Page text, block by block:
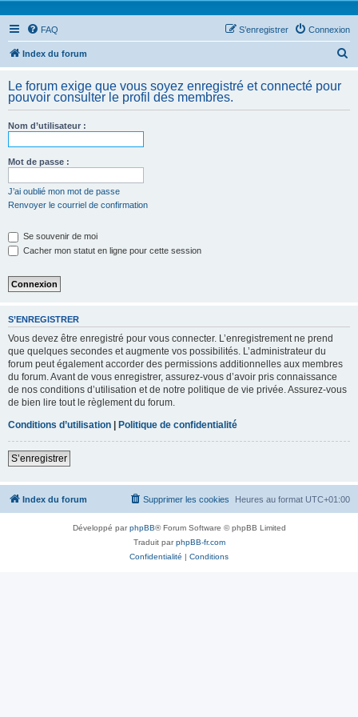
FAQ Connexion
S’enregistrer
Index du forum
h
Le forum exige que vous soyez enregistré et connecté pour
pouvoir consulter le profil des membres.
Nom d’utilisateur :
Mot de passe :
J’ai oublié mon mot de passe
Renvoyer le courriel de confirmation
Se souvenir de moi
Cacher mon statut en ligne pour cette session
S’ENREGISTRER
Vous devez être enregistré pour vous connecter. L’enregistrement ne prend
que quelques secondes et augmente vos possibilités. L’administrateur du
forum peut également accorder des permissions additionnelles aux membres
du forum. Avant de vous enregistrer, assurez-vous d’avoir pris connaissance
de nos conditions d’utilisation et de notre politique de vie privée. Assurez-vous
de bien lire tout le règlement du forum.
Conditions d’utilisation | Politique de confidentialité
S’enregistrer
Index du forum Heures au format UTC+01:00
Supprimer les cookies
Développé parphpBB® Forum Software © phpBB Limited
Traduit parphpBB-fr.com
Confidentialité | Conditions